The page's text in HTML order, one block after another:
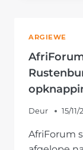
ARGIEWE
Deur 15/11/
AfriForum